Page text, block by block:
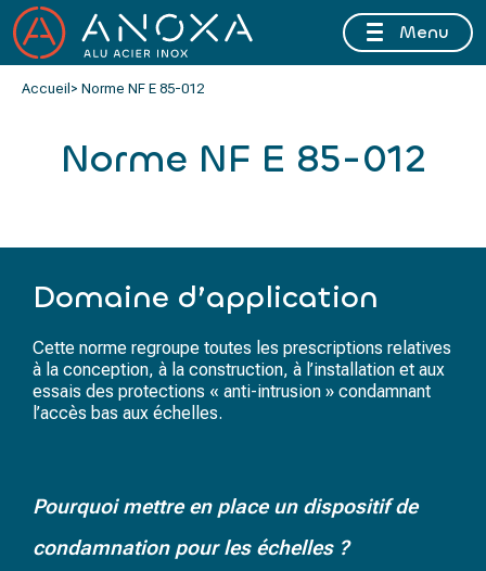
FERMETURE ESTIVALE DU 10 AU 16 AOÛT 2026 INCLUSMenu
Accueil > Norme NF E 85-012
Norme NF E 85-012
Domaine d’application
Cette norme regroupe toutes les prescriptions relatives
à la conception, à la construction, à l’installation et aux
essais des protections « anti-intrusion » condamnant
l’accès bas aux échelles.
Pourquoi mettre en place un dispositif de
condamnation pour les échelles ?